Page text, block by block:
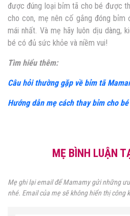
được đúng loại bỉm tã cho bé được
cho con, mẹ nên cố gắng đóng bỉm
mái nhất. Và mẹ hãy luôn dịu dàng,
bé có đủ sức khỏe và niềm vui!
Tìm hiểu thêm:
Câu hỏi thường gặp về bỉm tã
Hướng dẫn mẹ cách thay bỉm cho
MẸ BÌNH LUẬN
Mẹ ghi lại email để Mamamy gửi những
nhé. Email của mẹ sẽ không hiển thị công